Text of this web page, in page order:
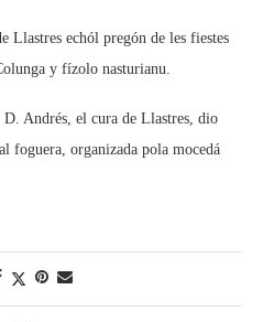
echól pregón de les fiestes
y fízolo nasturianu.
D. Andrés, el cura de Llastres, dio
foguera, organizada pola mocedá